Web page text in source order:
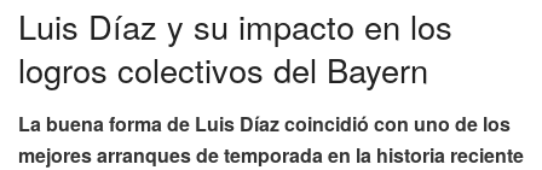
Luis Díaz y su impacto en los
logros colectivos del Bayern
La buena forma de Luis Díaz coincidió con uno de los
mejores arranques de temporada en la historia reciente